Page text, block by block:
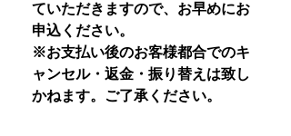
ていただきますので、お早めにお
申込ください。
※お支払い後のお客様都合でのキ
ャンセル・返金・振り替えは致し
かねます。ご了承ください。